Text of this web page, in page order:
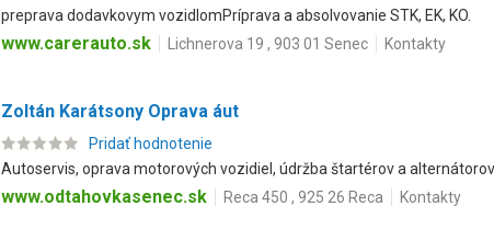
preprava dodavkovym vozidlomPríprava a absolvovanie STK, EK, KO.
www.carerauto.sk Lichnerova 19 , 903 01 Senec Kontakty
Zoltán Karátsony Oprava áut
Pridať hodnotenie
Autoservis, oprava motorových vozidiel, údržba štartérov a alternátorov.
www.odtahovkasenec.sk Reca 450 , 925 26 Reca Kontakty